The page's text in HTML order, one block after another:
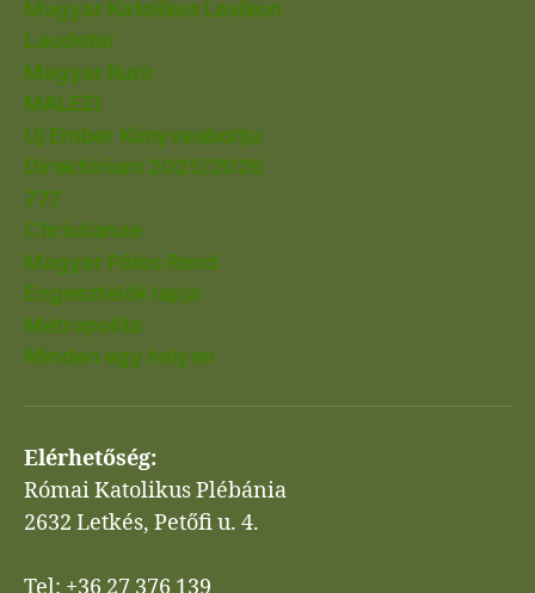
Magyar Katolikus Lexikon
Laudetur
Magyar Kurír
MALEZI
Új Ember Könyvesboltja
Direktórium 2025/2026
777
Christianae
Magyar Pálos Rend
Engesztelők lapja
Metropolita
Minden egy helyen
Elérhetőség:
Római Katolikus Plébánia
2632 Letkés, Petőfi u. 4.